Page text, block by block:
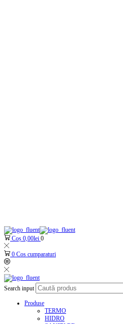
Coș 0,00lei 0
0 Cos cumparaturi
Search input
Produse
TERMO
HIDRO